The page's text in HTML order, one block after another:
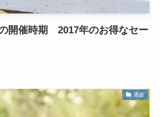
開催時期 2017年のお得なセー
通販